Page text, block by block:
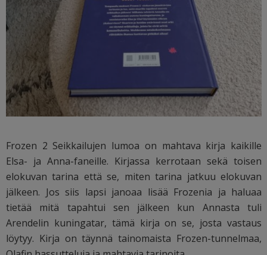
Frozen 2 Seikkailujen lumoa on mahtava kirja kaikille
Elsa- ja Anna-faneille. Kirjassa kerrotaan sekä toisen
elokuvan tarina että se, miten tarina jatkuu elokuvan
jälkeen. Jos siis lapsi janoaa lisää Frozenia ja haluaa
tietää mitä tapahtui sen jälkeen kun Annasta tuli
Arendelin kuningatar, tämä kirja on se, josta vastaus
löytyy. Kirja on täynnä tainomaista Frozen-tunnelmaa,